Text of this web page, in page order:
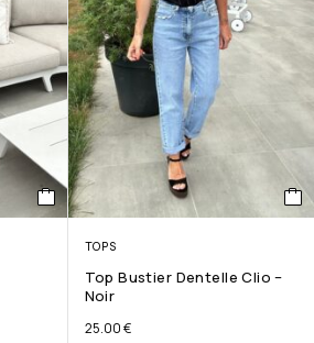
TOPS
Top Bustier Dentelle Clio –
Noir
25.00€